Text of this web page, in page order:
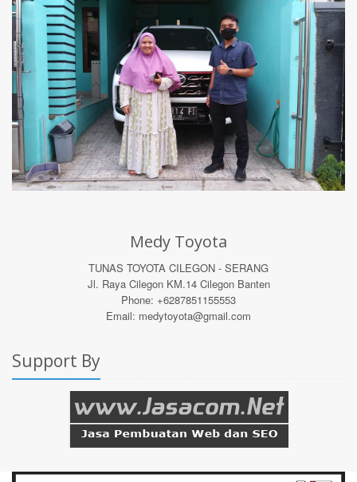
Medy Toyota
TUNAS TOYOTA CILEGON - SERANG
Jl. Raya Cilegon KM.14 Cilegon Banten
Phone: +6287851155553
Email: medytoyota@gmail.com
Support By